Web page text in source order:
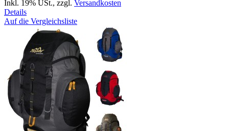
Inkl. 19% USt., zzgl. Versandkosten
Details
Auf die Vergleichsliste